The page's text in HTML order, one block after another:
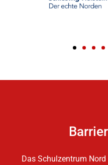
Das Schulzentrum